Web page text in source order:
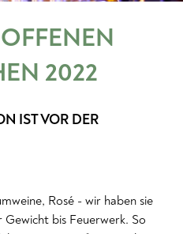
2022
IST VOR DER
Rosé - wir haben sie
bis Feuerwerk. So